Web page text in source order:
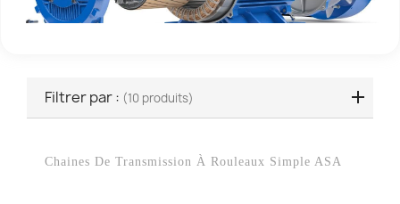
Filtrer par : (10 produits)
Chaines De Transmission À Rouleaux Simple ASA